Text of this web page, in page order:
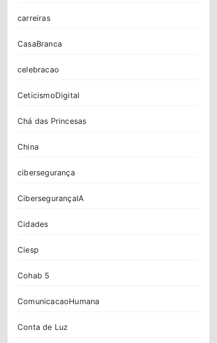
carreiras
CasaBranca
celebracao
CeticismoDigital
Chá das Princesas
China
cibersegurança
CibersegurançaIA
Cidades
Ciesp
Cohab 5
ComunicacaoHumana
Conta de Luz